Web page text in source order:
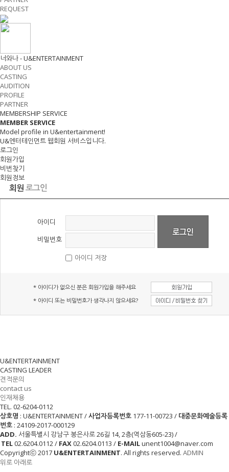
REQUEST
너와나 - U&ENTERTAINMENT
ABOUT US
CASTING
AUDITION
PROFILE
PARTNER
MEMBERSHIP SERVICE
MEMBER SERVICE
Model profile in U&entertainment!
U&엔터테인먼트 웹회원 서비스입니다.
로그인
회원가입
비번찾기
회원정보
회원로그인
아이디
비밀번호
아이디 저장
* 아이디가 없으신 분은 회원가입을 해주세요
* 아이디 또는 비밀번호가 생각나지 않으세요?
U&ENTERTAINMENT
CASTING LEADER
견적문의
contact us
인재채용
TEL. 02-6204-0112
상호명 : U&ENTERTAINMENT /사업자등록번호 177-11-00723 / 대중문화예술등록
번호 : 24109-2017-000129
ADD. 서울특별시 강남구 봉은사로 26길 14, 2층(역삼동605-23)/
TEL02.6204.0112 / FAX02.6204.0113 / E-MAILunent1004@naver.com
Copyrightⓒ 2017 U&ENTERTAINMENT. All rights reserved. ADMIN
위로 아래로